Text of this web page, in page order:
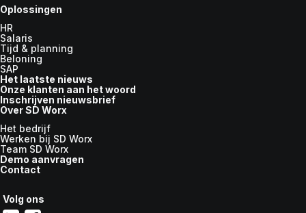
Oplossingen
HR
Salaris
Tijd & planning
Beloning
SAP
Het laatste nieuws
Onze klanten aan het woord
Inschrijven nieuwsbrief
Over SD Worx
Het bedrijf
Werken bij SD Worx
Team SD Worx
Demo aanvragen
Contact
Volg ons